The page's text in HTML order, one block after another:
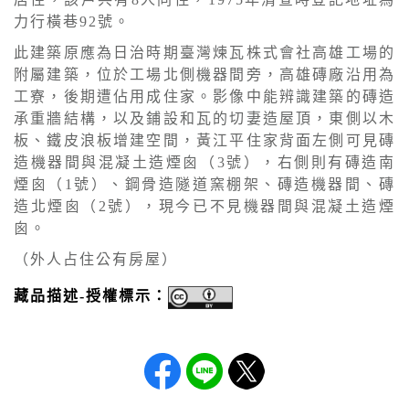
力行橫巷92號。
此建築原應為日治時期臺灣煉瓦株式會社高雄工場的
附屬建築，位於工場北側機器間旁，高雄磚廠沿用為
工寮，後期遭佔用成住家。影像中能辨識建築的磚造
承重牆結構，以及鋪設和瓦的切妻造屋頂，東側以木
板、鐵皮浪板增建空間，黃江平住家背面左側可見磚
造機器間與混凝土造煙囪（3號），右側則有磚造南
煙囪（1號）、鋼骨造隧道窯棚架、磚造機器間、磚
造北煙囪（2號），現今已不見機器間與混凝土造煙
囪。
（外人占住公有房屋）
藏品描述-授權標示：